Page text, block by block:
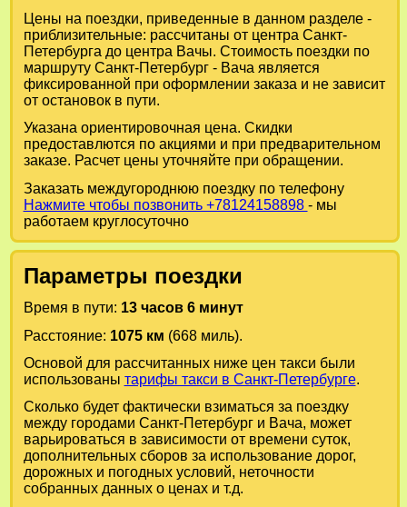
Цены на поездки, приведенные в данном разделе -
приблизительные: рассчитаны от центра Санкт-
Петербурга до центра Вачы. Стоимость поездки по
маршруту Санкт-Петербург - Вача является
фиксированной при оформлении заказа и не зависит
от остановок в пути.
Указана ориентировочная цена. Скидки
предоставлются по акциями и при предварительном
заказе. Расчет цены уточняйте при обращении.
Заказать междугороднюю поездку по телефону
Нажмите чтобы позвонить +78124158898 - мы
работаем круглосуточно
Параметры поездки
Время в пути: 13 часов 6 минут
Расстояние: 1075 км (668 миль).
Основой для рассчитанных ниже цен такси были
использованы тарифы такси в Санкт-Петербурге.
Сколько будет фактически взиматься за поездку
между городами Санкт-Петербурги Вача, может
варьироваться в зависимости от времени суток,
дополнительных сборов за использование дорог,
дорожных и погодных условий, неточности
собранных данных о ценах и т.д.